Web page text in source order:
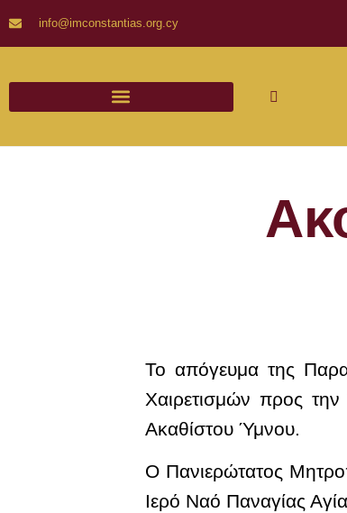
info@imconstantias.org.cy
Το απόγευμα της
Χαιρετισμών προς
Ακαθίστου Ύμνου.
Ο Πανιερώτατος
Ιερό Ναό Παναγίας